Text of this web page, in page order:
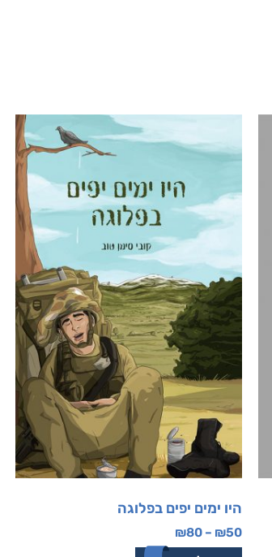
היו ימים יפים בפלוגה
₪50
–
₪80